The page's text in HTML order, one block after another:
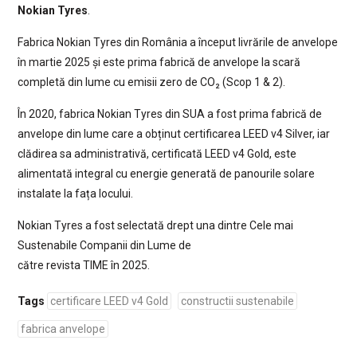
Nokian Tyres
Fabrica Nokian Tyres din România a început livrările de anvelope
în martie 2025 și este prima fabrică de anvelope la scară
completă din lume cu emisii zero de CO₂ (Scop 1 & 2).
În 2020, fabrica Nokian Tyres din SUA a fost prima fabrică de
anvelope din lume care a obținut certificarea LEED v4 Silver, iar
clădirea sa administrativă, certificată LEED v4 Gold, este
alimentată integral cu energie generată de panourile solare
instalate la fața locului.
Nokian Tyres a fost selectată drept una dintre Cele mai
Sustenabile Companii din Lume de
către revista TIME în 2025.
Tags certificare LEED v4 Gold constructii sustenabile
fabrica anvelope